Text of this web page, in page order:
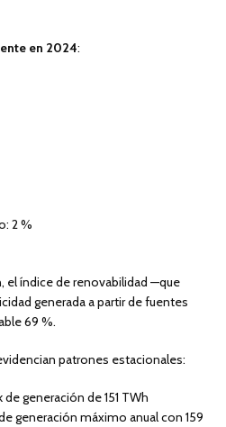
en 2024:
2 %
el índice de renovabilidad —que
generada a partir de fuentes
69 %.
patrones estacionales:
de generación de 151 TWh
generación máximo anual con 159